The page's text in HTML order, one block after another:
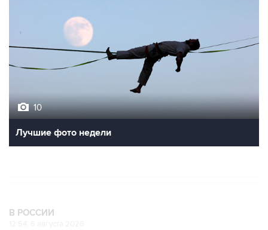
10
Лучшие фото недели
В РОССИИ